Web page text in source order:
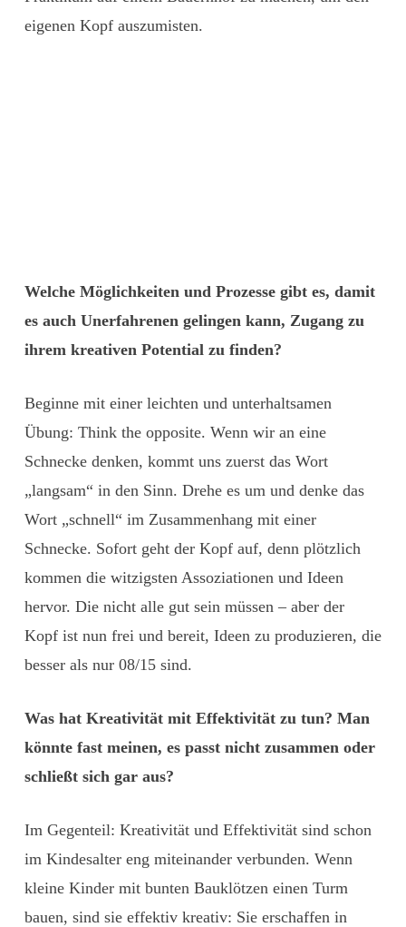
eigenen Kopf auszumisten.
Welche Möglichkeiten und Prozesse gibt es, damit
es auch Unerfahrenen gelingen kann, Zugang zu
ihrem kreativen Potential zu finden?
Beginne mit einer leichten und unterhaltsamen
Übung: Think the opposite. Wenn wir an eine
Schnecke denken, kommt uns zuerst das Wort
„langsam“ in den Sinn. Drehe es um und denke das
Wort „schnell“ im Zusammenhang mit einer
Schnecke. Sofort geht der Kopf auf, denn plötzlich
kommen die witzigsten Assoziationen und Ideen
hervor. Die nicht alle gut sein müssen – aber der
Kopf ist nun frei und bereit, Ideen zu produzieren, die
besser als nur 08/15 sind.
Was hat Kreativität mit Effektivität zu tun? Man
könnte fast meinen, es passt nicht zusammen oder
schließt sich gar aus?
Im Gegenteil: Kreativität und Effektivität sind schon
im Kindesalter eng miteinander verbunden. Wenn
kleine Kinder mit bunten Bauklötzen einen Turm
bauen, sind sie effektiv kreativ: Sie erschaffen in